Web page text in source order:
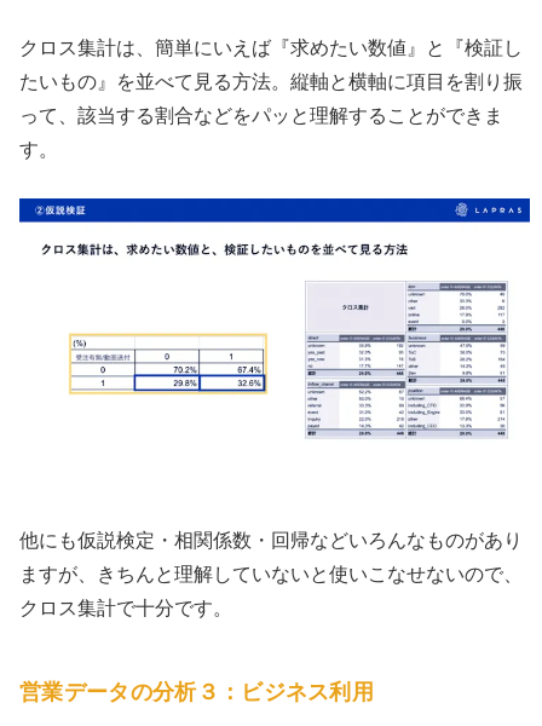
クロス集計は、簡単にいえば『求めたい数値』と『検証し
たいもの』を並べて見る方法。縦軸と横軸に項目を割り振
って、該当する割合などをパッと理解することができま
す。
他にも仮説検定・相関係数・回帰などいろんなものがあり
ますが、きちんと理解していないと使いこなせないので、
クロス集計で十分です。
営業データの分析３：ビジネス利用